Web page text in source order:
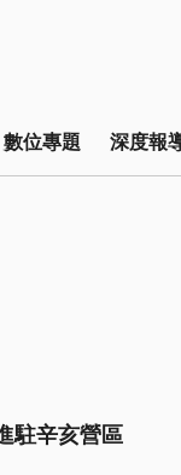
數位專題 深度報
駐辛亥營區